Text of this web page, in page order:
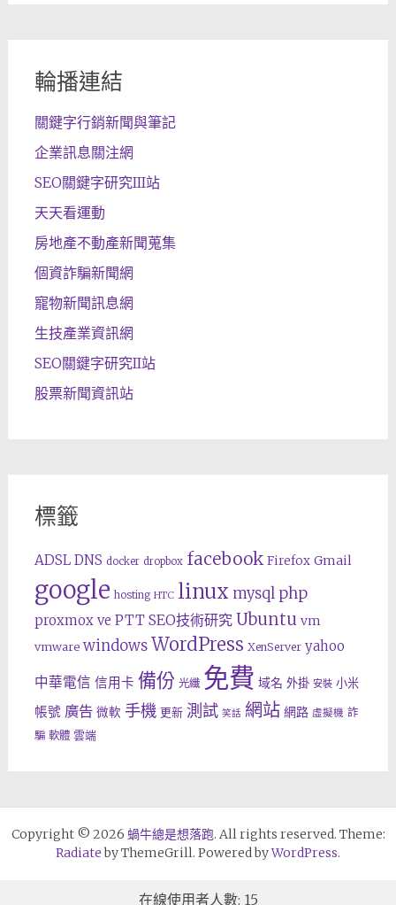
輪播連結
關鍵字行銷新聞與筆記
企業訊息關注網
SEO關鍵字研究III站
天天看運動
房地產不動產新聞蒐集
個資詐騙新聞網
寵物新聞訊息網
生技產業資訊網
SEO關鍵字研究II站
股票新聞資訊站
標籤
ADSL DNS docker dropbox facebook Firefox Gmail
google hosting HTC linux mysql php
proxmox ve PTT SEO技術研究 Ubuntu vm
vmware windows WordPress XenServer yahoo
中華電信 信用卡 備份 光纖 免費 域名 外掛 安裝 小米
帳號 廣告 微軟 手機 更新 測試 笑話 網站 網路 虛擬機 詐
騙 軟體 雲端
Copyright © 2026 蝸牛總是想落跑. All rights reserved. Theme:
Radiateby ThemeGrill. Powered byWordPress.
在線使用者人數: 15